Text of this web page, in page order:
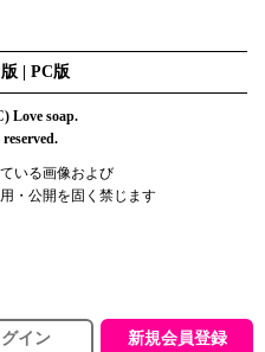
| PC版
Love soap.
いる画像および
・公開を固く禁じます
グイン 新規会員登録